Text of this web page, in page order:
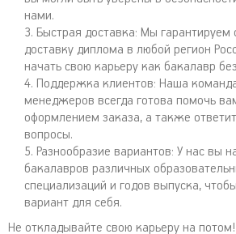
нами.
Быстрая доставка: Мы гарантируем
доставку диплома в любой регион
начать свою карьеру как бакалавр
Поддержка клиентов: Наша
менеджеров всегда готова помочь
оформлением заказа, а также
вопросы.
Разнообразие вариантов: У нас вы
бакалавров различных
специализаций и годов выпуска,
вариант для себя.
Не откладывайте свою карьеру на